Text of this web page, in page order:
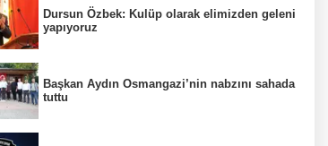
Dursun Özbek: Kulüp olarak elimizden geleni
yapıyoruz
Başkan Aydın Osmangazi’nin nabzını sahada
tuttu